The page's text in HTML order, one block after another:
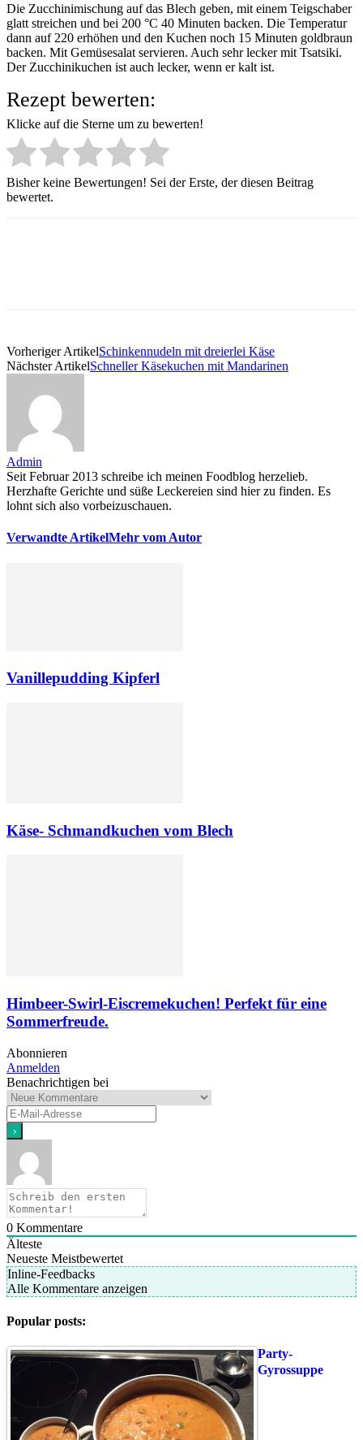
Die Zucchinimischung auf das Blech geben, mit einem Teigschaber
glatt streichen und bei 200 °C 40 Minuten backen. Die Temperatur
dann auf 220 erhöhen und den Kuchen noch 15 Minuten goldbraun
backen. Mit Gemüsesalat servieren. Auch sehr lecker mit Tsatsiki.
Der Zucchinikuchen ist auch lecker, wenn er kalt ist.
Rezept bewerten:
Klicke auf die Sterne um zu bewerten!
Bisher keine Bewertungen! Sei der Erste, der diesen Beitrag
bewertet.
Vorheriger ArtikelSchinkennudeln mit dreierlei Käse
Nächster ArtikelSchneller Käsekuchen mit Mandarinen
Admin
Seit Februar 2013 schreibe ich meinen Foodblog herzelieb.
Herzhafte Gerichte und süße Leckereien sind hier zu finden. Es
lohnt sich also vorbeizuschauen.
Verwandte ArtikelMehr vom Autor
Vanillepudding Kipferl
Käse- Schmandkuchen vom Blech
Himbeer-Swirl-Eiscremekuchen! Perfekt für eine
Sommerfreude.
Abonnieren
Anmelden
Benachrichtigen bei
0 Kommentare
Älteste
Neueste Meistbewertet
Inline-Feedbacks
Alle Kommentare anzeigen
Popular posts:
Party-
Gyrossuppe